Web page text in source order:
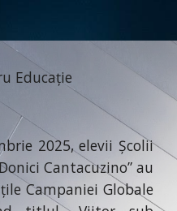
Educație
2025, elevii Școlii
Cantacuzino” au
Campaniei Globale